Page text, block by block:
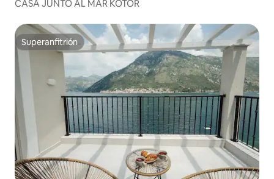
CASA JUNTO AL MAR KOTOR
Superanfitrión
Superanfitrión